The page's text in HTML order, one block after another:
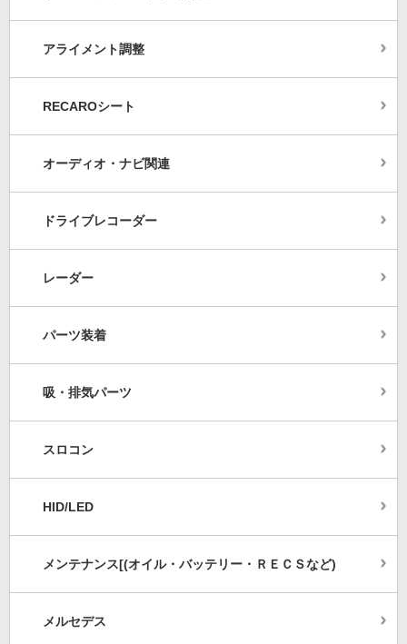
アライメント調整
RECAROシート
オーディオ・ナビ関連
ドライブレコーダー
レーダー
パーツ装着
吸・排気パーツ
スロコン
HID/LED
メンテナンス[(オイル・バッテリー・ＲＥＣＳなど)
メルセデス